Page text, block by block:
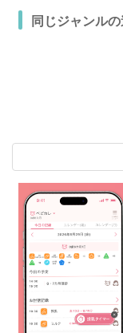
同じジャンル